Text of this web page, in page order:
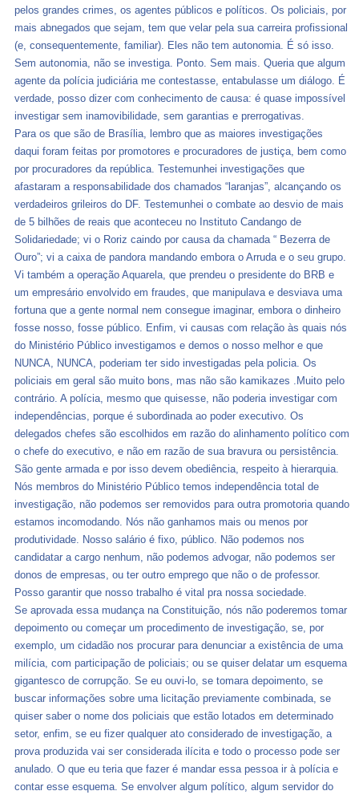
pelos grandes crimes, os agentes públicos e políticos. Os policiais, por
mais abnegados que sejam, tem que velar pela sua carreira profissional
(e, consequentemente, familiar). Eles não tem autonomia. É só isso.
Sem autonomia, não se investiga. Ponto. Sem mais. Queria que algum
agente da polícia judiciária me contestasse, entabulasse um diálogo. É
verdade, posso dizer com conhecimento de causa: é quase impossível
investigar sem inamovibilidade, sem garantias e prerrogativas.
Para os que são de Brasília, lembro que as maiores investigações
daqui foram feitas por promotores e procuradores de justiça, bem como
por procuradores da república. Testemunhei investigações que
afastaram a responsabilidade dos chamados “laranjas”, alcançando os
verdadeiros grileiros do DF. Testemunhei o combate ao desvio de mais
de 5 bilhões de reais que aconteceu no Instituto Candango de
Solidariedade; vi o Roriz caindo por causa da chamada “ Bezerra de
Ouro”; vi a caixa de pandora mandando embora o Arruda e o seu grupo.
Vi também a operação Aquarela, que prendeu o presidente do BRB e
um empresário envolvido em fraudes, que manipulava e desviava uma
fortuna que a gente normal nem consegue imaginar, embora o dinheiro
fosse nosso, fosse público. Enfim, vi causas com relação às quais nós
do Ministério Público investigamos e demos o nosso melhor e que
NUNCA, NUNCA, poderiam ter sido investigadas pela policia. Os
policiais em geral são muito bons, mas não são kamikazes .Muito pelo
contrário. A polícia, mesmo que quisesse, não poderia investigar com
independências, porque é subordinada ao poder executivo. Os
delegados chefes são escolhidos em razão do alinhamento político com
o chefe do executivo, e não em razão de sua bravura ou persistência.
São gente armada e por isso devem obediência, respeito à hierarquia.
Nós membros do Ministério Público temos independência total de
investigação, não podemos ser removidos para outra promotoria quando
estamos incomodando. Nós não ganhamos mais ou menos por
produtividade. Nosso salário é fixo, público. Não podemos nos
candidatar a cargo nenhum, não podemos advogar, não podemos ser
donos de empresas, ou ter outro emprego que não o de professor.
Posso garantir que nosso trabalho é vital pra nossa sociedade.
Se aprovada essa mudança na Constituição, nós não poderemos tomar
depoimento ou começar um procedimento de investigação, se, por
exemplo, um cidadão nos procurar para denunciar a existência de uma
milícia, com participação de policiais; ou se quiser delatar um esquema
gigantesco de corrupção. Se eu ouvi-lo, se tomara depoimento, se
buscar informações sobre uma licitação previamente combinada, se
quiser saber o nome dos policiais que estão lotados em determinado
setor, enfim, se eu fizer qualquer ato considerado de investigação, a
prova produzida vai ser considerada ilícita e todo o processo pode ser
anulado. O que eu teria que fazer é mandar essa pessoa ir à polícia e
contar esse esquema. Se envolver algum político, algum servidor do